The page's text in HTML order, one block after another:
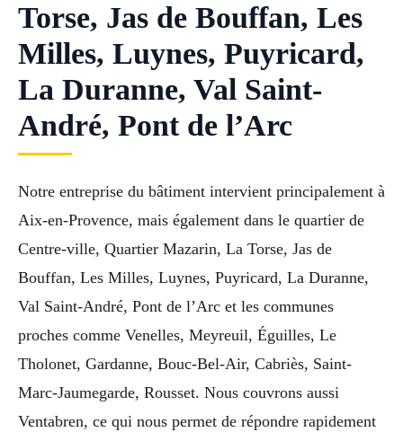
Torse, Jas de Bouffan, Les
Milles, Luynes, Puyricard,
La Duranne, Val Saint-
André, Pont de l’Arc
Notre entreprise du bâtiment intervient principalement à
Aix-en-Provence, mais également dans le quartier de
Centre-ville, Quartier Mazarin, La Torse, Jas de
Bouffan, Les Milles, Luynes, Puyricard, La Duranne,
Val Saint-André, Pont de l’Arc et les communes
proches comme Venelles, Meyreuil, Éguilles, Le
Tholonet, Gardanne, Bouc-Bel-Air, Cabriès, Saint-
Marc-Jaumegarde, Rousset. Nous couvrons aussi
Ventabren, ce qui nous permet de répondre rapidement